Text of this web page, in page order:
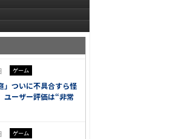
ゲーム
」ついに不具合すら怪
ーザー評価は“非常
ゲーム